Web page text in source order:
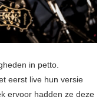
in petto.
eerst live hun versie
ervoor hadden ze deze